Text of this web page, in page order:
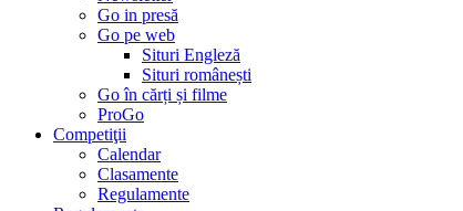
Go in presă
Go pe web
Situri Engleză
Situri românești
Go în cărți și filme
ProGo
Competiţii
Calendar
Clasamente
Regulamente